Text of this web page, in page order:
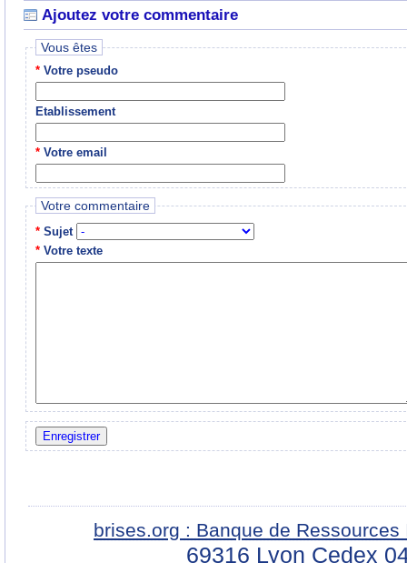
Ajoutez votre commentaire
Vous êtes
* Votre pseudo
Etablissement
* Votre email
Votre commentaire
* Sujet
* Votre texte
brises.org : Banque de
69316 Lyon Cedex